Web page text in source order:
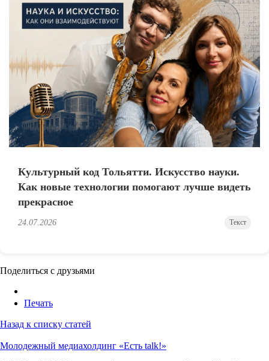
Культурный код Тольятти. Искусство науки.
Как новые технологии помогают лучше видеть
прекрасное
24.07.2026 Текст
Поделиться с друзьями
Печать
Назад к списку статей
Молодежный медиахолдинг «Есть talk!»